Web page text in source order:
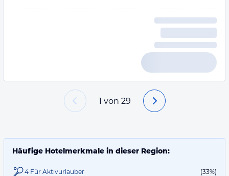
1 von 29
Häufige Hotelmerkmale in dieser Region:
4 Für Aktivurlauber (33%)